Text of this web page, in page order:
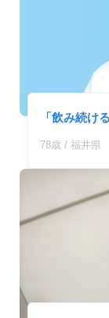
「飲み続け
78歳 / 福井県